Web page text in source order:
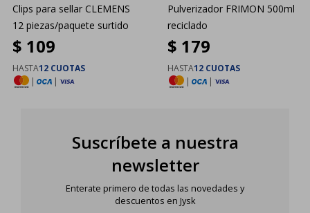
Clips para sellar CLEMENS
12 piezas/paquete surtido
$ 109
HASTA12 CUOTAS
|
|
Pulverizador FRIMON 500ml
reciclado
$ 179
HASTA12 CUOTAS
|
|
Suscríbete a nuestra
newsletter
Enterate primero de todas las novedades y
descuentos en Jysk